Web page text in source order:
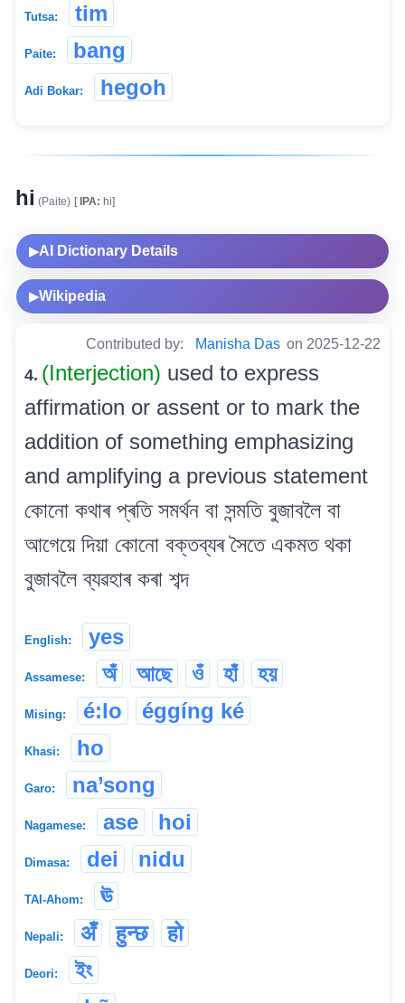
Tutsa: tim
Paite: bang
Adi Bokar: hegoh
hi (Paite) [IPA: hi]
▶AI Dictionary Details
▶Wikipedia
Contributed by: Manisha Das on 2025-12-22
4. (Interjection) used to express
affirmation or assent or to mark the
addition of something emphasizing
and amplifying a previous statement
কোনো কথাৰ প্ৰতি সমৰ্থন বা সন্মতি বুজাবলৈ বা
আগেয়ে দিয়া কোনো বক্তব্যৰ সৈতে একমত থকা
বুজাবলৈ ব্যৱহাৰ কৰা শব্দ
English: yes
Assamese: অঁ আছে ওঁ হাঁ হয়
Mising: é:lo éggíng ké
Khasi: ho
Garo: na’song
Nagamese: ase hoi
Dimasa: dei nidu
TAI-Ahom: ঊ
Nepali: अँ हुन्छ हो
Deori:
ইং